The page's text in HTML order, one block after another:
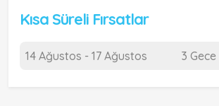
Kısa Süreli Fırsatlar
14 Ağustos - 17 Ağustos 3 Gece